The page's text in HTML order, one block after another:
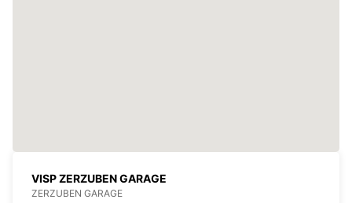
VISP ZERZUBEN GARAGE
ZERZUBEN GARAGE